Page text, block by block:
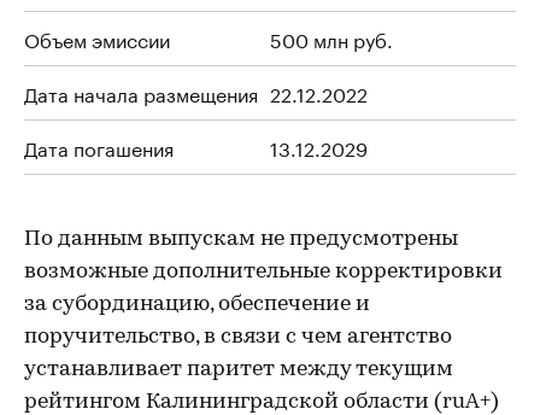
Объем эмиссии
500 млн руб.
Дата начала размещения 22.12.2022
Дата погашения
13.12.2029
По данным выпускам не предусмотрены
возможные дополнительные корректировки
за субординацию, обеспечение и
поручительство, в связи с чем агентство
устанавливает паритет между текущим
рейтингом Калининградской области (ruA+)